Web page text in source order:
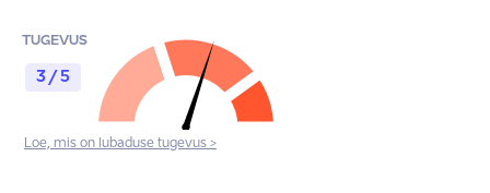
TUGEVUS
3 / 5
Loe, mis on lubaduse tugevus >